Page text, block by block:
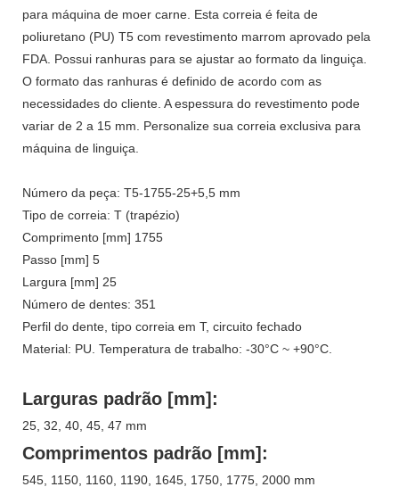
para máquina de moer carne. Esta correia é feita de
poliuretano (PU) T5 com revestimento marrom aprovado pela
FDA. Possui ranhuras para se ajustar ao formato da linguiça.
O formato das ranhuras é definido de acordo com as
necessidades do cliente. A espessura do revestimento pode
variar de 2 a 15 mm. Personalize sua correia exclusiva para
máquina de linguiça.
Número da peça: T5-1755-25+5,5 mm
Tipo de correia: T (trapézio)
Comprimento [mm] 1755
Passo [mm] 5
Largura [mm] 25
Número de dentes: 351
Perfil do dente, tipo correia em T, circuito fechado
Material: PU. Temperatura de trabalho: -30°C ~ +90°C.
Larguras padrão [mm]:
25, 32, 40, 45, 47 mm
Comprimentos padrão [mm]:
545, 1150, 1160, 1190, 1645, 1750, 1775, 2000 mm